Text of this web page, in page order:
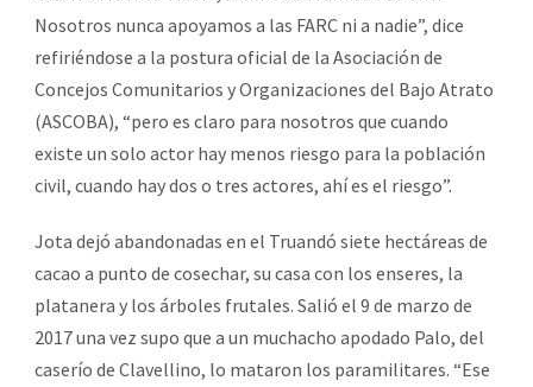
Nosotros nunca apoyamos a las FARC ni a nadie”, dice
refiriéndose a la postura oficial de la Asociación de
Concejos Comunitarios y Organizaciones del Bajo Atrato
(ASCOBA), “pero es claro para nosotros que cuando
existe un solo actor hay menos riesgo para la población
civil, cuando hay dos o tres actores, ahí es el riesgo”.
Jota dejó abandonadas en el Truandó siete hectáreas de
cacao a punto de cosechar, su casa con los enseres, la
platanera y los árboles frutales. Salió el 9 de marzo de
2017 una vez supo que a un muchacho apodado Palo, del
caserío de Clavellino, lo mataron los paramilitares. “Ese